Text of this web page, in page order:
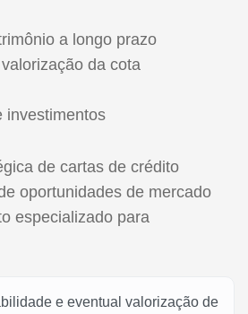
a longo prazo
da cota
investimentos
de cartas de crédito
oportunidades de mercado
especializado para
e eventual valorização de